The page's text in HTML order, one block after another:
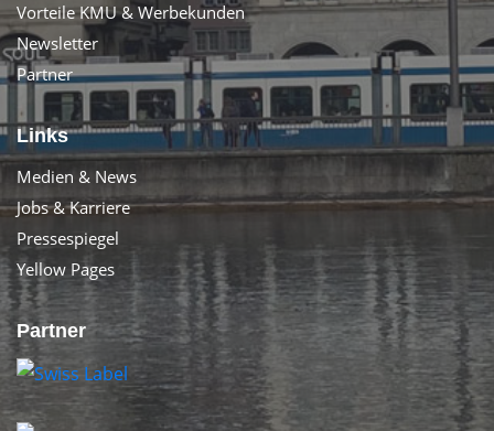
Vorteile KMU & Werbekunden
Newsletter
Partner
Links
Medien & News
Jobs & Karriere
Pressespiegel
Yellow Pages
Partner